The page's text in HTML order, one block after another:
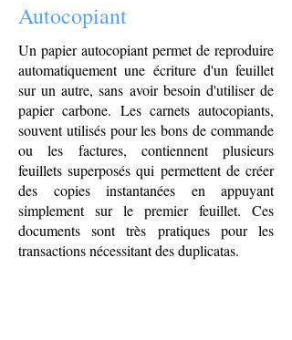
Autocopiant
Un papier autocopiant permet de reproduire
automatiquement une écriture d'un feuillet
sur un autre, sans avoir besoin d'utiliser de
papier carbone. Les carnets autocopiants,
souvent utilisés pour les bons de commande
ou les factures, contiennent plusieurs
feuillets superposés qui permettent de créer
des copies instantanées en appuyant
simplement sur le premier feuillet. Ces
documents sont très pratiques pour les
transactions nécessitant des duplicatas.